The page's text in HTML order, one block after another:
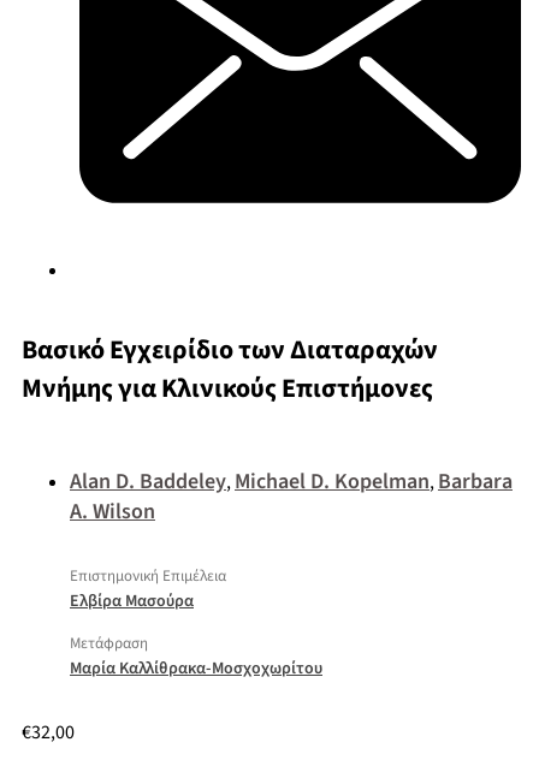
Βασικό Εγχειρίδιο των Διαταραχών
Μνήμης για Κλινικούς Επιστήμονες
Alan D. Baddeley,Michael D. Kopelman,Barbara
A. Wilson
Επιστημονική Επιμέλεια
Ελβίρα Μασούρα
Μετάφραση
Μαρία Καλλίθρακα-Μοσχοχωρίτου
€32,00